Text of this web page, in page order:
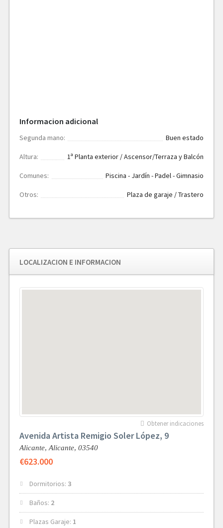
Informacion adicional
Buen estado
Segunda mano:
1ª Planta exterior / Ascensor/Terraza y Balcón
Altura:
Piscina - Jardín - Padel - Gimnasio
Comunes:
Plaza de garaje / Trastero
Otros:
LOCALIZACION E INFORMACION
Obtener indicaciones
Avenida Artista Remigio Soler López, 9
Alicante, Alicante, 03540
€623.000
Dormitorios: 3
Baños: 2
Plazas Garaje: 1